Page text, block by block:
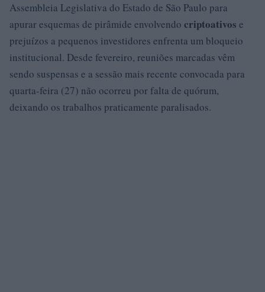
Assembleia Legislativa do Estado de São Paulo para
apurar esquemas de pirâmide envolvendo criptoativos e
prejuízos a pequenos investidores enfrenta um bloqueio
institucional. Desde fevereiro, reuniões marcadas vêm
sendo suspensas e a sessão mais recente convocada para
quarta-feira (27) não ocorreu por falta de quórum,
deixando os trabalhos praticamente paralisados.